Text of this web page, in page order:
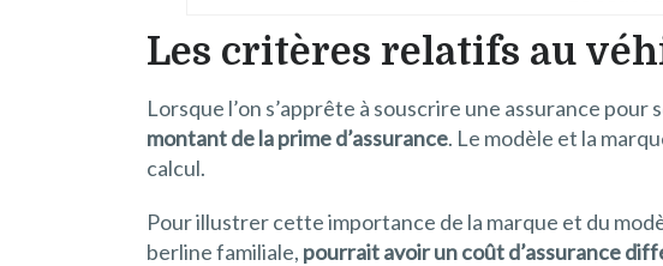
Les critères relatifs au
Lorsque l’on s’apprête à souscrire une assurance pour
montant de la prime d’assurance. Le modèle et la
calcul.
Pour illustrer cette importance de la marque et du
berline familiale, pourrait avoir un coût d’assurance